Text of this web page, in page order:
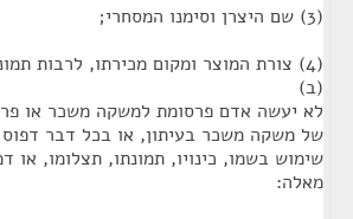
(3) שם היצרן וסימנו המסחרי;
(4) צורת המוצר ומקום מכירתו, לרבות תמונות מקום ייצורו.
(ב)
לא יעשה אדם פרסומת למשקה משכר או
של משקה משכר בעיתון, או בכל דבר
שימוש בשמו, כינויו, תמונתו, תצלומו, או
מאלה: